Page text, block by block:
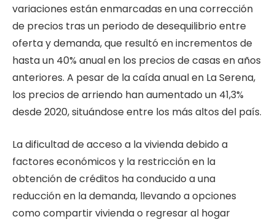
variaciones están enmarcadas en una corrección
de precios tras un periodo de desequilibrio entre
oferta y demanda, que resultó en incrementos de
hasta un 40% anual en los precios de casas en años
anteriores. A pesar de la caída anual en La Serena,
los precios de arriendo han aumentado un 41,3%
desde 2020, situándose entre los más altos del país.
La dificultad de acceso a la vivienda debido a
factores económicos y la restricción en la
obtención de créditos ha conducido a una
reducción en la demanda, llevando a opciones
como compartir vivienda o regresar al hogar